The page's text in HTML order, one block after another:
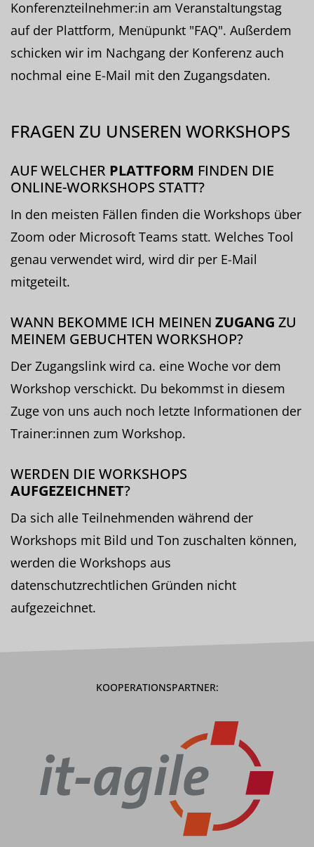
Konferenzteilnehmer:in am Veranstaltungstag
auf der Plattform, Menüpunkt "FAQ". Außerdem
schicken wir im Nachgang der Konferenz auch
nochmal eine E-Mail mit den Zugangsdaten.
FRAGEN ZU UNSEREN WORKSHOPS
AUF WELCHER PLATTFORM FINDEN DIE
ONLINE-WORKSHOPS STATT?
In den meisten Fällen finden die Workshops über
Zoom oder Microsoft Teams statt. Welches Tool
genau verwendet wird, wird dir per E-Mail
mitgeteilt.
WANN BEKOMME ICH MEINEN ZUGANG ZU
MEINEM GEBUCHTEN WORKSHOP?
Der Zugangslink wird ca. eine Woche vor dem
Workshop verschickt. Du bekommst in diesem
Zuge von uns auch noch letzte Informationen der
Trainer:innen zum Workshop.
WERDEN DIE WORKSHOPS
AUFGEZEICHNET?
Da sich alle Teilnehmenden während der
Workshops mit Bild und Ton zuschalten können,
werden die Workshops aus
datenschutzrechtlichen Gründen nicht
aufgezeichnet.
KOOPERATIONSPARTNER: